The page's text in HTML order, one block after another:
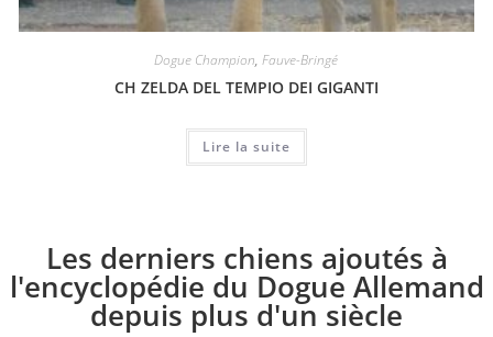
Dogue Champion,Fauve-Bringé
CH ZELDA DEL TEMPIO DEI GIGANTI
Lire la suite
Les derniers chiens ajoutés à
l'encyclopédie du Dogue Allemand
depuis plus d'un siècle